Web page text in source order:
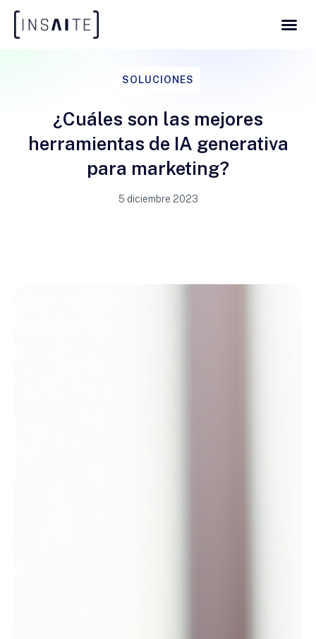
SOLUCIONES
¿Cuáles son las mejores
herramientas de IA generativa
para marketing?
5 diciembre 2023